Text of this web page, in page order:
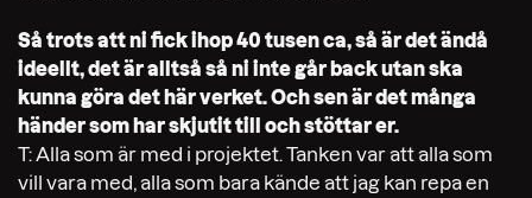
Så trots att ni fick ihop 40 tusen ca, så är det ändå
ideellt, det är alltså så ni inte går back utan ska
kunna göra det här verket. Och sen är det många
händer som har skjutit till och stöttar er.
T: Alla som är med i projektet. Tanken var att alla som
vill vara med, alla som bara kände att jag kan repa en